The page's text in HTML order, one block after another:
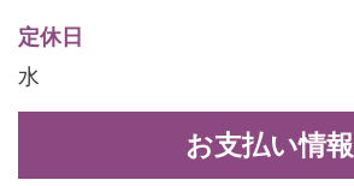
定休日
水
お支払い情報